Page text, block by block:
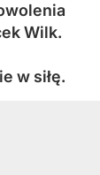
Wilk.
w siłę.